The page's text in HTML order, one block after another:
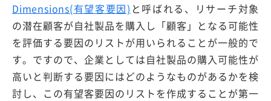
Dimensions(有望客要因) と呼ばれる、リサーチ対象
の潜在顧客が自社製品を購入し「顧客」となる可能性
を評価する要因のリストが用いられることが一般的で
す。ですので、企業としては自社製品の購入可能性が
高いと判断する要因にはどのようなものがあるかを検
討し、この有望客要因のリストを作成することが第一